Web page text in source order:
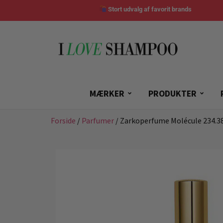
Stort udvalg af favorit brands
MÆRKER PRODUKTER
Forside / Parfumer / Zarkoperfume Molécule